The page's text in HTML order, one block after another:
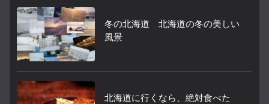
冬の北海道 北海道の冬の美しい
風景
北海道に行くなら、絶対食べた